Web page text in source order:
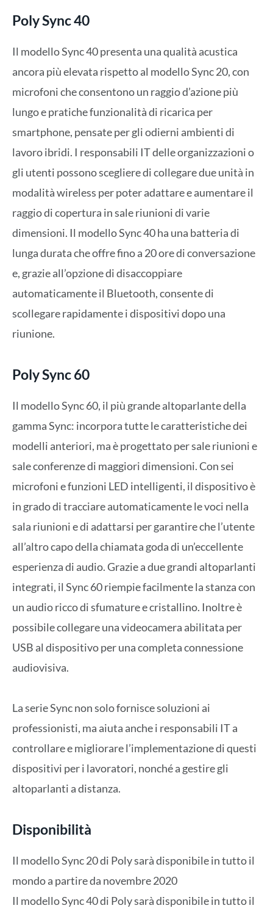
Poly Sync 40
Il modello Sync 40 presenta una qualità acustica
ancora più elevata rispetto al modello Sync 20, con
microfoni che consentono un raggio d’azione più
lungo e pratiche funzionalità di ricarica per
smartphone, pensate per gli odierni ambienti di
lavoro ibridi. I responsabili IT delle organizzazioni o
gli utenti possono scegliere di collegare due unità in
modalità wireless per poter adattare e aumentare il
raggio di copertura in sale riunioni di varie
dimensioni. Il modello Sync 40 ha una batteria di
lunga durata che offre fino a 20 ore di conversazione
e, grazie all’opzione di disaccoppiare
automaticamente il Bluetooth, consente di
scollegare rapidamente i dispositivi dopo una
riunione.
Poly Sync 60
Il modello Sync 60, il più grande altoparlante della
gamma Sync: incorpora tutte le caratteristiche dei
modelli anteriori, ma è progettato per sale riunioni e
sale conferenze di maggiori dimensioni. Con sei
microfoni e funzioni LED intelligenti, il dispositivo è
in grado di tracciare automaticamente le voci nella
sala riunioni e di adattarsi per garantire che l’utente
all’altro capo della chiamata goda di un’eccellente
esperienza di audio. Grazie a due grandi altoparlanti
integrati, il Sync 60 riempie facilmente la stanza con
un audio ricco di sfumature e cristallino. Inoltre è
possibile collegare una videocamera abilitata per
USB al dispositivo per una completa connessione
audiovisiva.
La serie Sync non solo fornisce soluzioni ai
professionisti, ma aiuta anche i responsabili IT a
controllare e migliorare l’implementazione di questi
dispositivi per i lavoratori, nonché a gestire gli
altoparlanti a distanza.
Disponibilità
Il modello Sync 20 di Poly sarà disponibile in tutto il
mondo a partire da novembre 2020
Il modello Sync 40 di Poly sarà disponibile in tutto il